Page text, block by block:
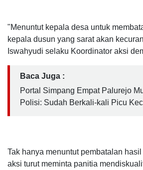
"Menuntut kepala desa untuk
kepala dusun yang sarat akan
Iswahyudi selaku Koordinator aksi
Baca Juga :
Portal Simpang Empat Palurejo
Polisi: Sudah Berkali-kali Picu
Tak hanya menuntut pembatalan
aksi turut meminta panitia